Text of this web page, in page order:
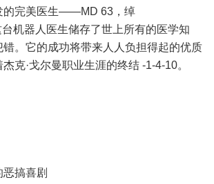
的完美医生——MD 63，绰
台机器人医生储存了世上所有的医学知
。它的成功将带来人人负担得起的优质
克·戈尔曼职业生涯的终结 -1-4-10。
搞喜剧